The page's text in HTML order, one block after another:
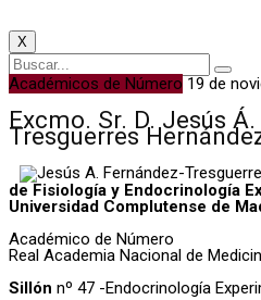
X
Académicos de Número 19 de
Excmo. Sr. D. Jesús
Tresguerres
de Fisiología y Endocrinología
Universidad Complutense de
Académico de Número
Real Academia Nacional de
Sillón nº 47 -Endocrinología